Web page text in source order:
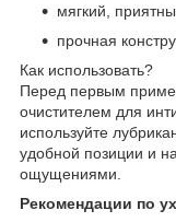
мягкий,
прочная
Как использовать?
Перед первым
очистителем для
используйте
удобной позиции и
ощущениями.
Рекомендации по